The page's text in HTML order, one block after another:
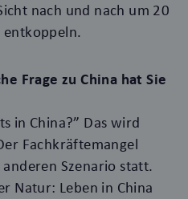
nach und nach um 20
entkoppeln.
Frage zu China hat Sie
in China?” Das wird
Fachkräftemangel
Szenario statt.
Natur: Leben in China